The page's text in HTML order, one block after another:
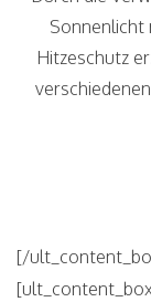
Hitzeschutz
[/